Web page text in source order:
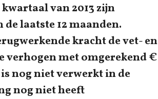
van 2013 zijn
laatste 12 maanden.
kracht de vet- en
verhogen met omgerekend €
nog niet verwerkt in de
nog niet heeft